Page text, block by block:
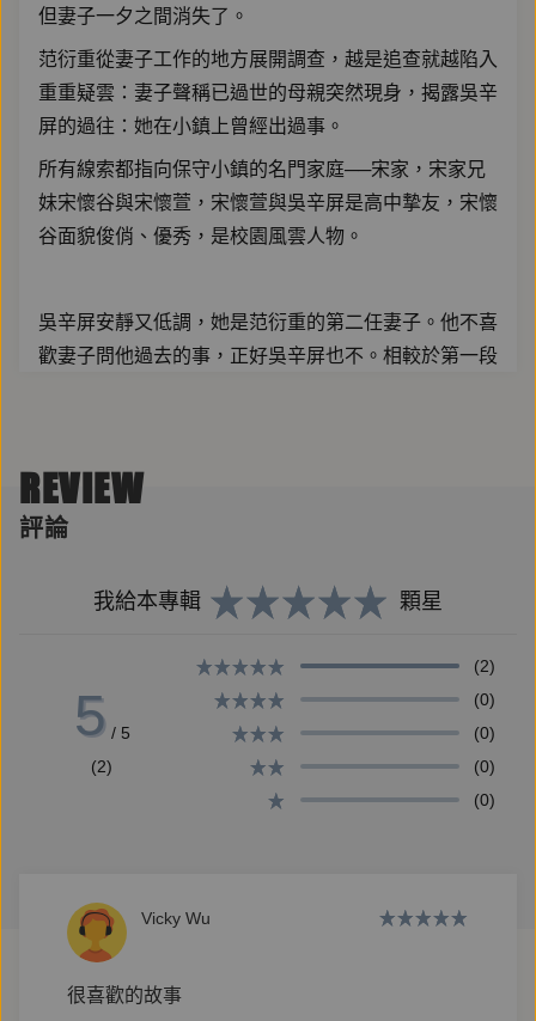
但妻子一夕之間消失了。
范衍重從妻子工作的地方展開調查，越是追查就越陷入
重重疑雲：妻子聲稱已過世的母親突然現身，揭露吳辛
屏的過往：她在小鎮上曾經出過事。
所有線索都指向保守小鎮的名門家庭──宋家，宋家兄
妹宋懷谷與宋懷萱，宋懷萱與吳辛屏是高中摯友，宋懷
谷面貌俊俏、優秀，是校園風雲人物。
吳辛屏安靜又低調，她是范衍重的第二任妻子。他不喜
歡妻子問他過去的事，正好吳辛屏也不。相較於第一段
跟你在一起的女人，到最後都只會被你逼瘋。
吳辛屏可能去哪？ 她還可能去哪？
──最終所有的祕密，都藏在一個盒子裡。
【本書特色】
★未出版即售出國際影音平台改編影視版權
【好評推薦】
REVIEW
評論
我給本專輯 顆星
5 / 5
(2)
(2)
(0)
(0)
(0)
(0)
Vicky Wu
很喜歡的故事